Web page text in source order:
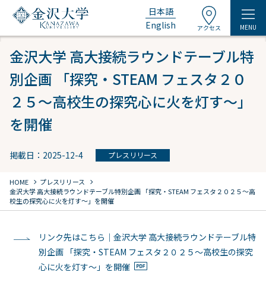
日本語
English
アクセス MENU
金沢大学 高大接続ラウンドテーブル特
別企画 「探究・STEAM フェスタ２０
２５～高校生の探究心に火を灯す～」
を開催
掲載日：2025-12-4 プレスリリース
HOME chevron_right プレスリリース chevron_right
金沢大学 高大接続ラウンドテーブル特別企画 「探究・STEAM フェスタ２０２５～高
校生の探究心に火を灯す～」を開催
リンク先はこちら｜金沢大学 高大接続ラウンドテーブル特
別企画 「探究・STEAM フェスタ２０２５～高校生の探究
心に火を灯す～」を開催